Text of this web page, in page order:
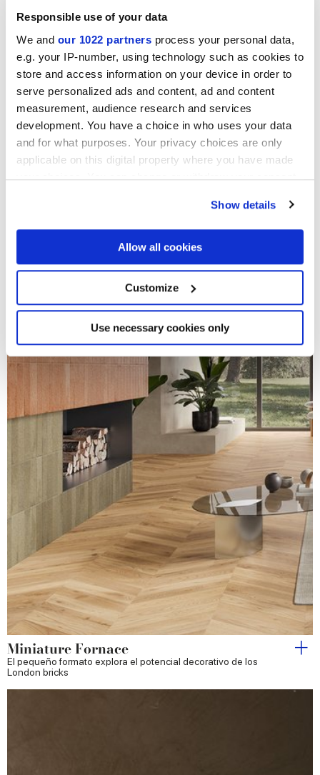
Responsible use of your data
We and our 1022 partners process your personal data,
e.g. your IP-number, using technology such as cookies to
store and access information on your device in order to
serve personalized ads and content, ad and content
measurement, audience research and services
development. You have a choice in who uses your data
and for what purposes. Your privacy choices are only
applicable on this digital property where you have made
your choices. You can change or withdraw your consent
If you allow, we would also like to:
Collect information about your geographical
location which can be accurate to within several
Identify your device by actively scanning it for
specific characteristics (fingerprinting)
Find out more about how your personal data is processed
and set your preferences in thedetails section.
We use cookies to personalise content and ads, to
provide social media features and to analyse our traffic.
We also share information about your use of our site with
our social media, advertising and analytics partners who
may combine it with other information that you’ve
provided to them or that they’ve collected from your use
of their services.
Show details
Allow all cookies
Customize
Use necessary cookies only
Miniature Cera
Equilibrio cromático y elegancia luminosa en formato ladrillo
Miniature Fornace
El pequeño formato explora el potencial decorativo de los
London bricks